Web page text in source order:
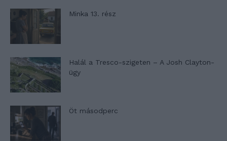
Minka 13. rész
Halál a Tresco-szigeten – A Josh Clayton-
ügy
Öt másodperc